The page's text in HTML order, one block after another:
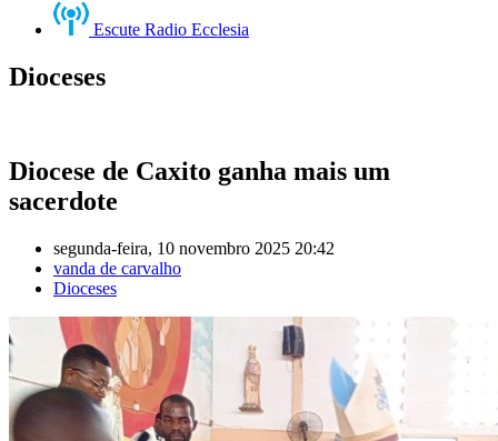
Escute Radio Ecclesia
Dioceses
Diocese de Caxito ganha mais um
sacerdote
segunda-feira, 10 novembro 2025 20:42
vanda de carvalho
Dioceses